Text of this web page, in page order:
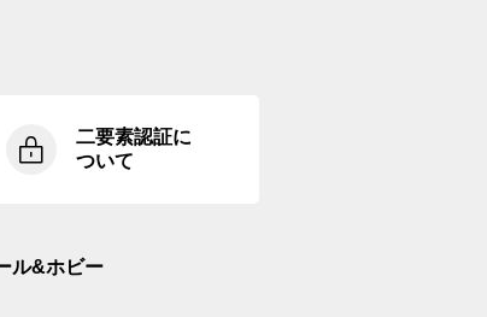
二要素認証に
ついて
ル&ホビー